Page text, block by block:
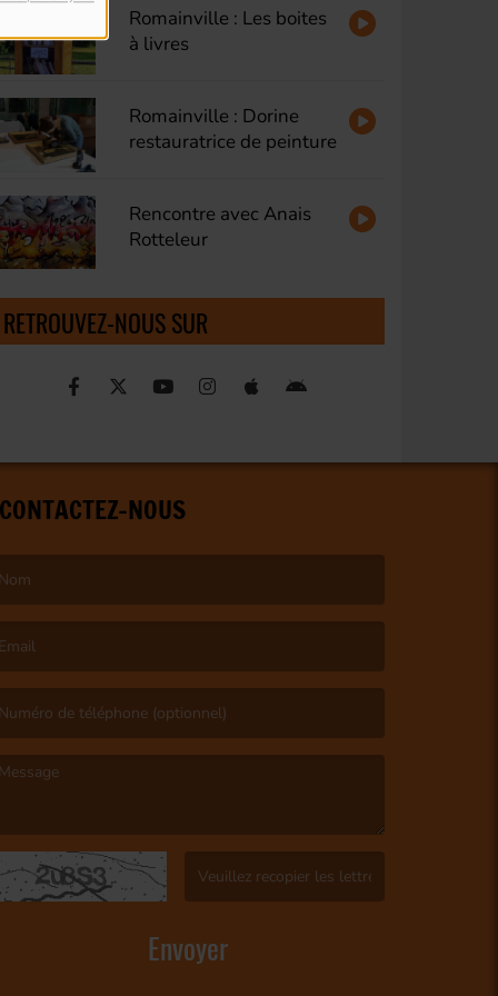
Romainville : Les boites
à livres
Romainville : Dorine
restauratrice de peinture
Rencontre avec Anais
Rotteleur
RETROUVEZ-NOUS SUR
CONTACTEZ-NOUS
Envoyer